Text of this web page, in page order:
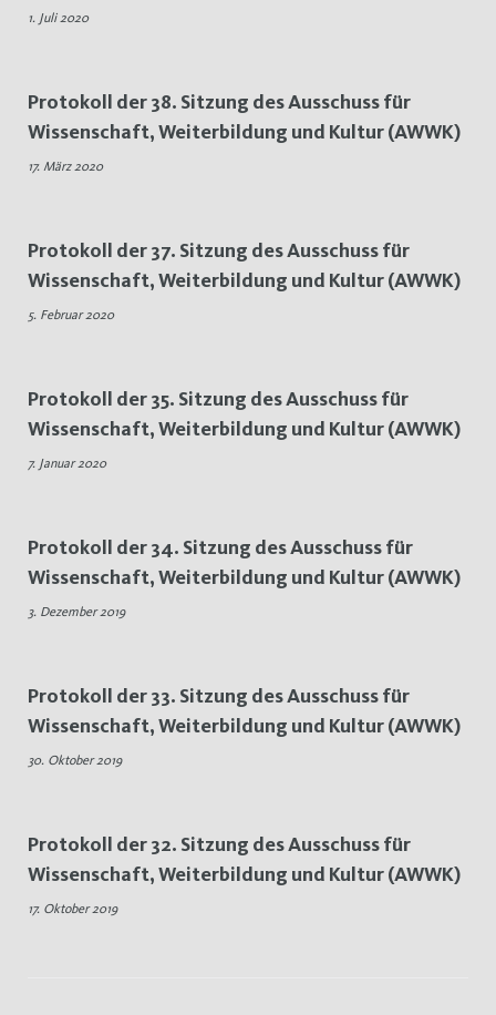
1. Juli 2020
Protokoll der 38. Sitzung des Ausschuss für
Wissenschaft, Weiterbildung und Kultur (AWWK)
17. März 2020
Protokoll der 37. Sitzung des Ausschuss für
Wissenschaft, Weiterbildung und Kultur (AWWK)
5. Februar 2020
Protokoll der 35. Sitzung des Ausschuss für
Wissenschaft, Weiterbildung und Kultur (AWWK)
7. Januar 2020
Protokoll der 34. Sitzung des Ausschuss für
Wissenschaft, Weiterbildung und Kultur (AWWK)
3. Dezember 2019
Protokoll der 33. Sitzung des Ausschuss für
Wissenschaft, Weiterbildung und Kultur (AWWK)
30. Oktober 2019
Protokoll der 32. Sitzung des Ausschuss für
Wissenschaft, Weiterbildung und Kultur (AWWK)
17. Oktober 2019